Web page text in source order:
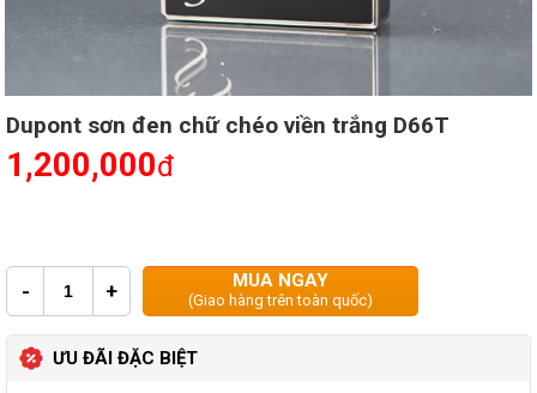
Dupont sơn đen chữ chéo viền trắng D66T
1,200,000đ
- + MUA NGAY
(Giao hàng trên toàn quốc)
ƯU ĐÃI ĐẶC BIỆT